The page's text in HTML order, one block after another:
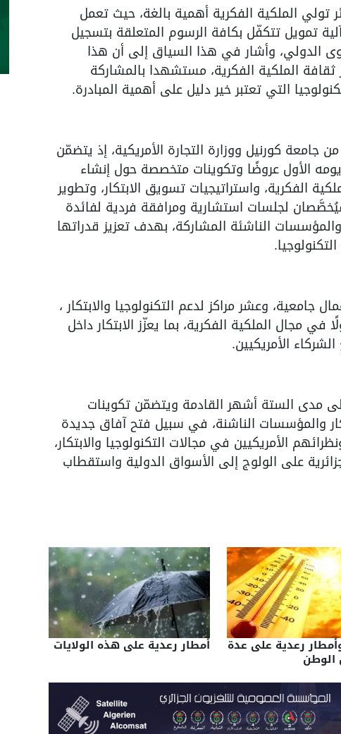
تولي الملكية الفكرية أهمية بالغة، حيث تعمل
تمويل تتكفّل بكافة الرسوم المتعلقة بتسجيل
الدولي، وأشار في هذا السياق إلى أن هذا
الملكية الفكرية، مستشهدا بالمشاركة
التي تعتبر خير دليل على أهمية المبادرة.
كورنيل ووزارة التجارة الأمريكية، إذ يتضمّن
الأول عروضًا وتكوينات متخصصة حول إنشاء
الفكرية، واستراتيجيات تسويق الابتكار، وتطوير
فيُخصَّصان لجلسات استشارية ومرافقة فردية لفائدة
والمؤسسات الناشئة المشاركة، بهدف تعزيز قدراتها
وعشر مراكز لدعم التكنولوجيا والابتكار ،
مجال الملكية الفكرية، بما يعزّز الابتكار داخل
الأمريكيين.
مدى الستة أشهر القادمة ويتضمّن تكوينات
والمؤسسات الناشنة، في سبيل فتح آفاق جديدة
الأمريكيين في مجالات التكنولوجيا والابتكار،
على الولوج إلى الأسواق الدولية واستقطاب
رعدية على عدة
الوطن
أمطار رعدية على هذه الولايات